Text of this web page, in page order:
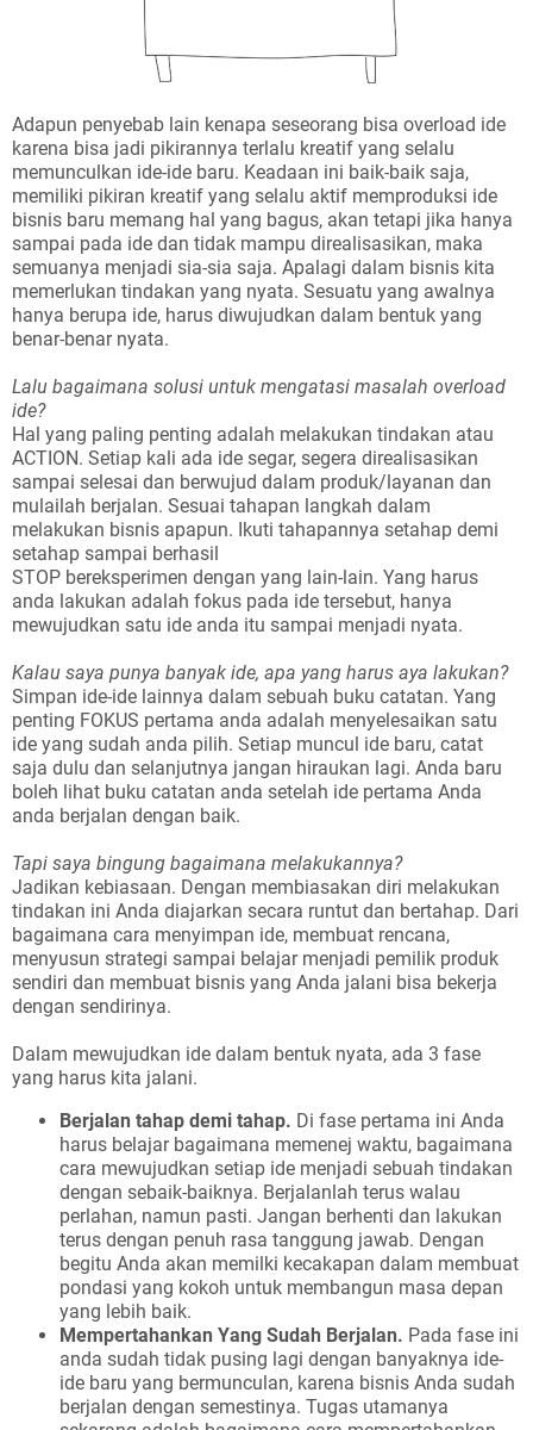
Adapun penyebab lain kenapa seseorang bisa overload ide
karena bisa jadi pikirannya terlalu kreatif yang selalu
memunculkan ide-ide baru. Keadaan ini baik-baik saja,
memiliki pikiran kreatif yang selalu aktif memproduksi ide
bisnis baru memang hal yang bagus, akan tetapi jika hanya
sampai pada ide dan tidak mampu direalisasikan, maka
semuanya menjadi sia-sia saja. Apalagi dalam bisnis kita
memerlukan tindakan yang nyata. Sesuatu yang awalnya
hanya berupa ide, harus diwujudkan dalam bentuk yang
benar-benar nyata.
Lalu bagaimana solusi untuk mengatasi masalah overload
ide?
Hal yang paling penting adalah melakukan tindakan atau
ACTION. Setiap kali ada ide segar, segera direalisasikan
sampai selesai dan berwujud dalam produk/layanan dan
mulailah berjalan. Sesuai tahapan langkah dalam
melakukan bisnis apapun. Ikuti tahapannya setahap demi
setahap sampai berhasil
STOP bereksperimen dengan yang lain-lain. Yang harus
anda lakukan adalah fokus pada ide tersebut, hanya
mewujudkan satu ide anda itu sampai menjadi nyata.
Kalau saya punya banyak ide, apa yang harus aya lakukan?
Simpan ide-ide lainnya dalam sebuah buku catatan. Yang
penting FOKUS pertama anda adalah menyelesaikan satu
ide yang sudah anda pilih. Setiap muncul ide baru, catat
saja dulu dan selanjutnya jangan hiraukan lagi. Anda baru
boleh lihat buku catatan anda setelah ide pertama Anda
anda berjalan dengan baik.
Tapi saya bingung bagaimana melakukannya?
Jadikan kebiasaan. Dengan membiasakan diri melakukan
tindakan ini Anda diajarkan secara runtut dan bertahap. Dari
bagaimana cara menyimpan ide, membuat rencana,
menyusun strategi sampai belajar menjadi pemilik produk
sendiri dan membuat bisnis yang Anda jalani bisa bekerja
dengan sendirinya.
Dalam mewujudkan ide dalam bentuk nyata, ada 3 fase
yang harus kita jalani.
Berjalan tahap demi tahap. Di fase pertama ini Anda
harus belajar bagaimana memenej waktu, bagaimana
cara mewujudkan setiap ide menjadi sebuah tindakan
dengan sebaik-baiknya. Berjalanlah terus walau
perlahan, namun pasti. Jangan berhenti dan lakukan
terus dengan penuh rasa tanggung jawab. Dengan
begitu Anda akan memilki kecakapan dalam membuat
pondasi yang kokoh untuk membangun masa depan
yang lebih baik.
Mempertahankan Yang Sudah Berjalan. Pada fase ini
anda sudah tidak pusing lagi dengan banyaknya ide-
ide baru yang bermunculan, karena bisnis Anda sudah
berjalan dengan semestinya. Tugas utamanya